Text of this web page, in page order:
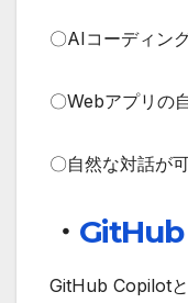
〇AIコーディン
〇Webアプリの
〇自然な対話が
・
GitHub Copilot